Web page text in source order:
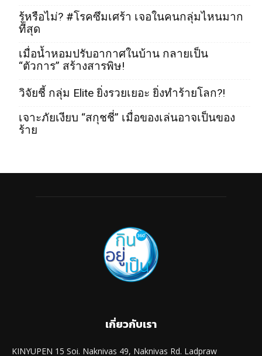
รู้หรือไม่? #โรคซึมเศร้า เจอในคนกลุ่มไหนมาก
ที่สุด
เมื่อน้ำหอมปรับอากาศในบ้าน กลายเป็น
“ตัวการ” สร้างสารพิษ!
วิจัยชี้ กลุ่ม Elite ยิ่งรวยเยอะ ยิ่งทำร้ายโลก?!
เจาะภัยเงียบ “สกุชชี่” เมื่อของเล่นอาจเป็นของ
ร้าย
เกี่ยวกับเรา
KINYUPEN 15 Soi. Naknivas 49, Naknivas Rd. Ladpraw